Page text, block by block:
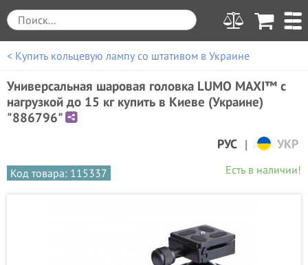
< Купить кольцевую лампу со штативом в Украине
Универсальная шаровая головка LUMO MAXI™ с
нагрузкой до 15 кг купить в Киеве (Украине)
"886796"
РУС | УКР
Код товара: 115337 Есть в наличии!